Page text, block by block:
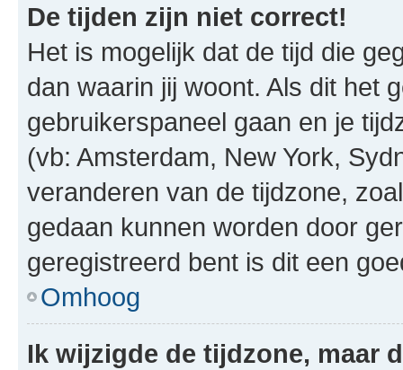
De tijden zijn niet correct!
Het is mogelijk dat de tijd die
dan waarin jij woont. Als dit het
gebruikerspaneel gaan en je
(vb: Amsterdam, New York,
veranderen van de tijdzone,
gedaan kunnen worden door
geregistreerd bent is dit een
Omhoog
Ik wijzigde de tijdzone, maar